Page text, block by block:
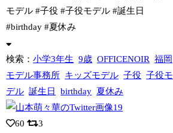
モデル #子役 #子役モデル #誕生日
#birthday #夏休み
検索：小学3年生 9歳 OFFICENOIR 福岡
モデル事務所 キッズモデル 子役 子役モ
デル 誕生日 birthday 夏休み
60
3